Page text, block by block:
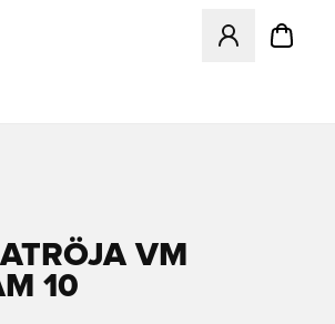
Öppnar en
VM
10